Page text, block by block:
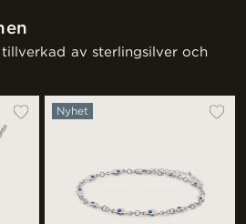
av sterlingsilver och
Nyhet